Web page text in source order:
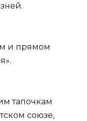
и прямом
тапочкам
союзе,